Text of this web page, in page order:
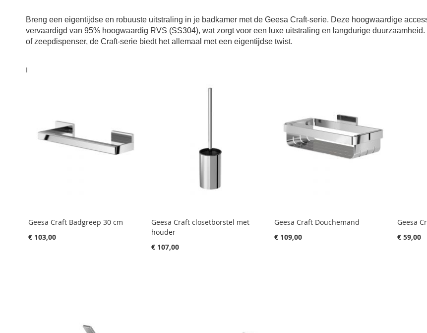
Breng een eigentijdse en robuuste uitstraling in je badkamer met de Geesa Craft-serie. Deze hoogwaardige
vervaardigd van 95% hoogwaardig RVS (SS304), wat zorgt voor een luxe uitstraling en langdurige
of zeepdispenser, de Craft-serie biedt het allemaal met een eigentijdse twist.
Items
Geesa Craft Badgreep 30 cm
€ 103,00
Geesa Craft closetborstel met
houder
€ 107,00
Geesa Craft Douchemand
€ 109,00
Geesa
€ 59,00